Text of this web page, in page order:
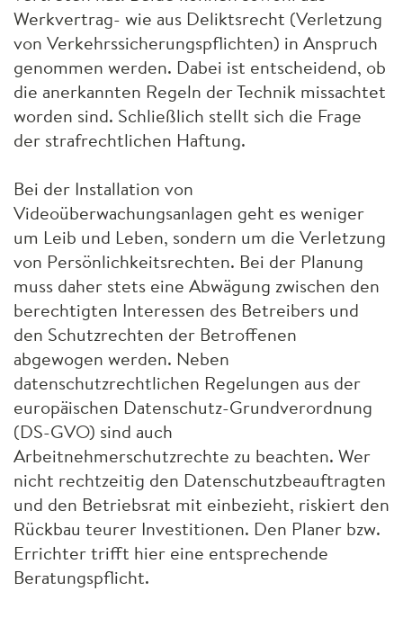
Werkvertrag- wie aus Deliktsrecht (Verletzung
von Verkehrssicherungspflichten) in Anspruch
genommen werden. Dabei ist entscheidend, ob
die anerkannten Regeln der Technik missachtet
worden sind. Schließlich stellt sich die Frage
der strafrechtlichen Haftung.
Bei der Installation von
Videoüberwachungsanlagen geht es weniger
um Leib und Leben, sondern um die Verletzung
von Persönlichkeitsrechten. Bei der Planung
muss daher stets eine Abwägung zwischen den
berechtigten Interessen des Betreibers und
den Schutzrechten der Betroffenen
abgewogen werden. Neben
datenschutzrechtlichen Regelungen aus der
europäischen Datenschutz-Grundverordnung
(DS-GVO) sind auch
Arbeitnehmerschutzrechte zu beachten. Wer
nicht rechtzeitig den Datenschutzbeauftragten
und den Betriebsrat mit einbezieht, riskiert den
Rückbau teurer Investitionen. Den Planer bzw.
Errichter trifft hier eine entsprechende
Beratungspflicht.